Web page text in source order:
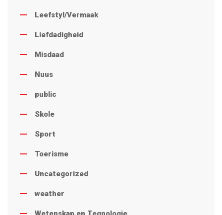
Leefstyl/Vermaak
Liefdadigheid
Misdaad
Nuus
public
Skole
Sport
Toerisme
Uncategorized
weather